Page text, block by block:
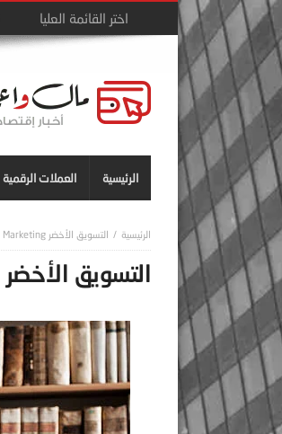
الرئيسية العملات الرقمية
التسويق الأخضر Green Marketing
التسويق الأخضر GREEN MARKETING